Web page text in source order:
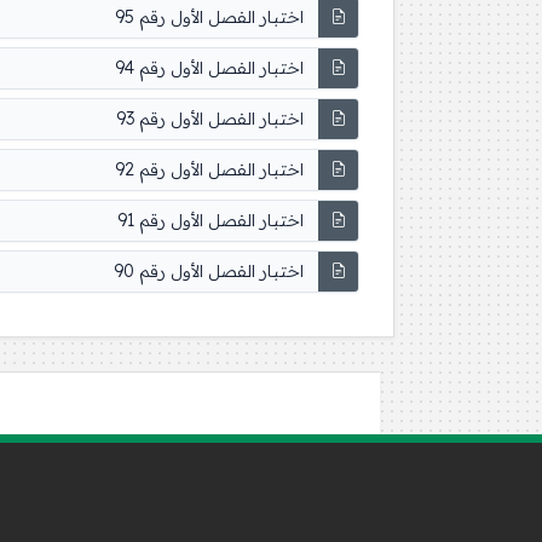
اختبار الفصل الأول رقم 95
اختبار الفصل الأول رقم 94
اختبار الفصل الأول رقم 93
اختبار الفصل الأول رقم 92
اختبار الفصل الأول رقم 91
اختبار الفصل الأول رقم 90